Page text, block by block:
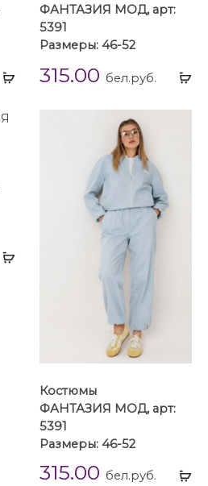
Выбрать
ФАНТАЗИЯ МОД, арт:
5391
Размеры: 46-52
315.00 бел.руб.
Выбрать
Костюмы
ФАНТАЗИЯ МОД, арт:
5391
Размеры: 46-52
315.00 бел.руб.